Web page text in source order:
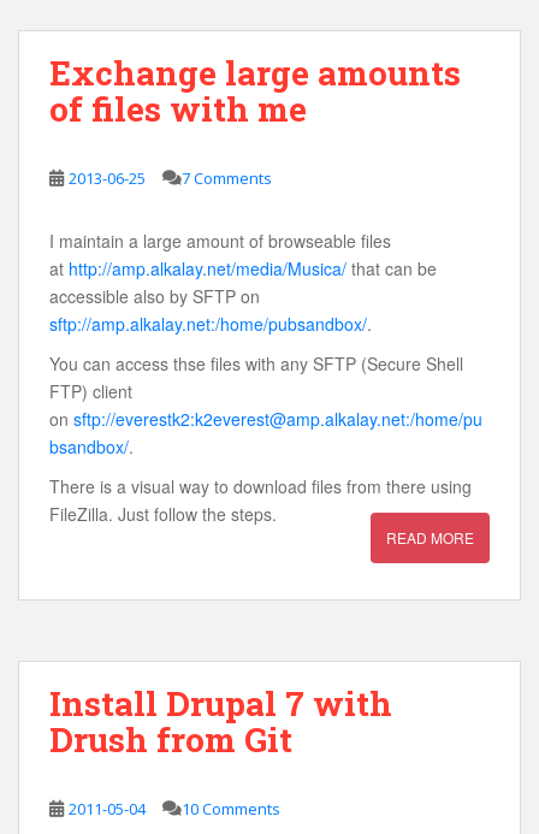
Exchange large amounts
of files with me
2013-06-25 7 Comments
I maintain a large amount of browseable files
at http://amp.alkalay.net/media/Musica/ that can be
accessible also by SFTP on
sftp://amp.alkalay.net:/home/pubsandbox/.
You can access thse files with any SFTP (Secure Shell
FTP) client
on sftp://everestk2:k2everest@amp.alkalay.net:/home/pu
bsandbox/.
There is a visual way to download files from there using
FileZilla. Just follow the steps.
READ MORE
Install Drupal 7 with
Drush from Git
2011-05-04 10 Comments